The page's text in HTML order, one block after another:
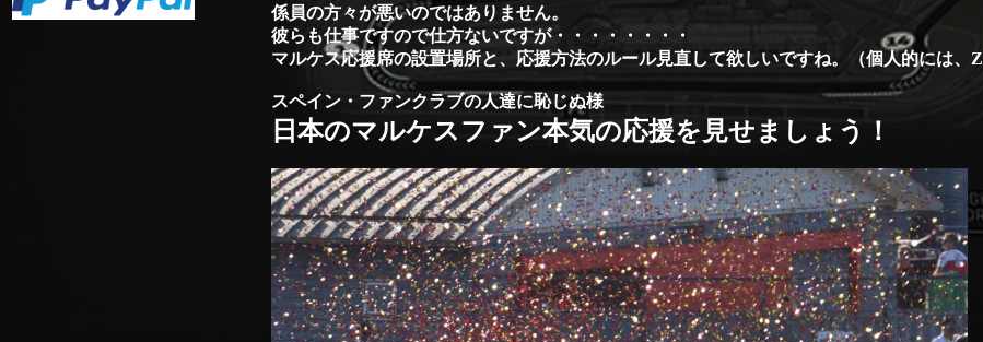
係員の方々が悪いのではありません。
彼らも仕事ですので仕方ないですが・・・・・・・・
マルケス応援席の設置場所と、応援方法のルール見直して欲しいですね。（個人的には、Z
スペイン・ファンクラブの人達に恥じぬ様
日本のマルケスファン本気の応援を見せましょう！